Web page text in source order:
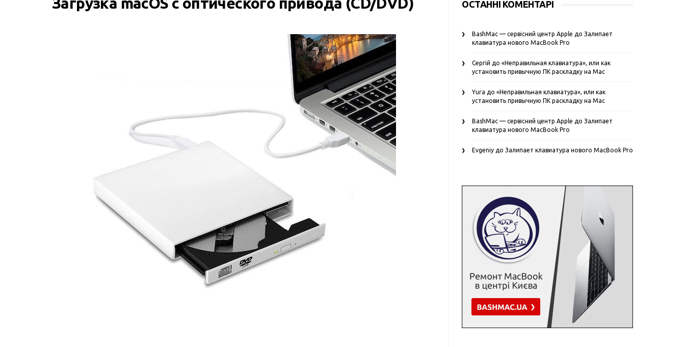
ОСТАННІ КОМЕНТАРІ
BashMac — сервісний центр Apple до Залипает
клавиатура нового MacBook Pro
Сергій до «Неправильная клавиатура», или как
установить привычную ПК раскладку на Mac
Yura до «Неправильная клавиатура», или как
установить привычную ПК раскладку на Mac
BashMac — сервісний центр Apple до Залипает
клавиатура нового MacBook Pro
Evgeniy до Залипает клавиатура нового MacBook Pro